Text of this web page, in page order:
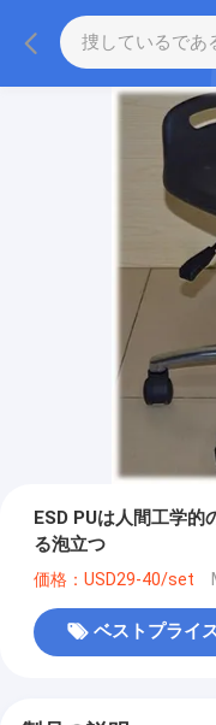
ESD PUは人間工学
る泡立つ
価格：USD29-40/set
ベストプライ